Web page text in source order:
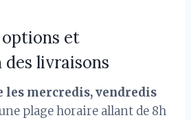
et
livraisons
mercredis, vendredis
plage horaire allant de 8h